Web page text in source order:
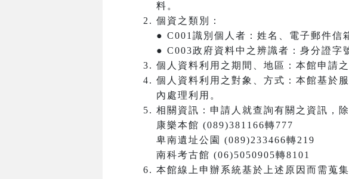
料。
個資之類別：
● C001識別個人者：姓名、電子郵件信
● C003政府資料中之辨識者：身分證字
個人資料利用之期間、地區：本館申請之
個人資料利用之對象、方式：本館基於
內處理利用。
相關資訊：申請人就查詢有關之資訊，
康樂本館 (089)381166轉777
卑南遺址公園 (089)233466轉219
南科考古館 (06)5050905轉8101
本館線上申辦系統基於上述原因而需蒐